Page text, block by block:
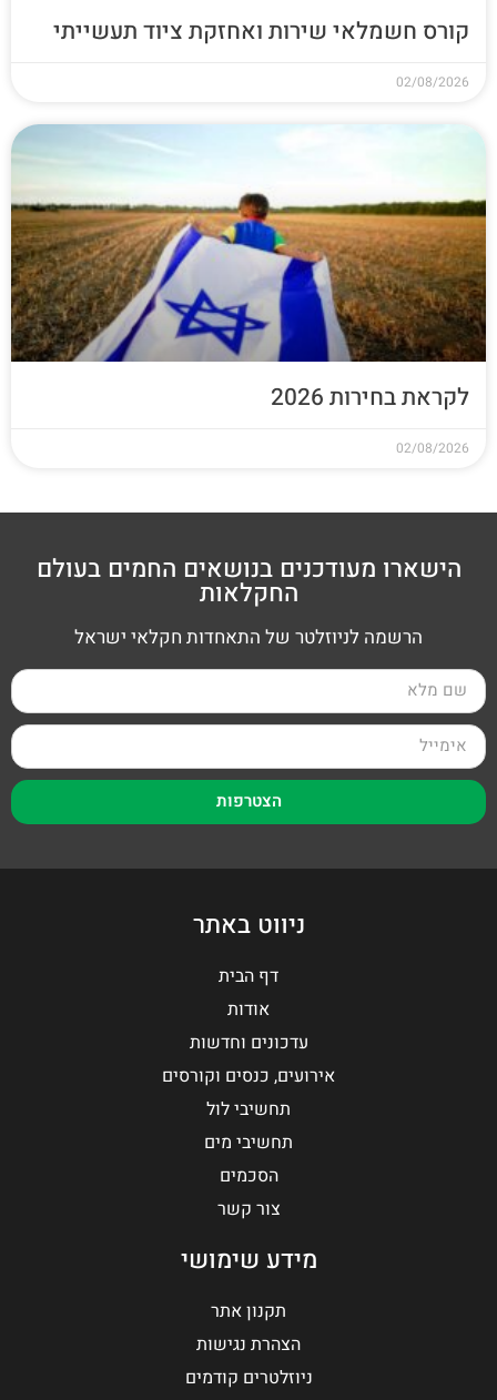
קורס חשמלאי שירות ואחזקת ציוד תעשייתי
02/08/2026
לקראת בחירות 2026
02/08/2026
הישארו מעודכנים בנושאים החמים בעולם
החקלאות
הרשמה לניוזלטר של התאחדות חקלאי ישראל
הצטרפות
ניווט באתר
דף הבית
אודות
עדכונים וחדשות
אירועים, כנסים וקורסים
תחשיבי לול
תחשיבי מים
הסכמים
צור קשר
מידע שימושי
תקנון אתר
הצהרת נגישות
ניוזלטרים קודמים